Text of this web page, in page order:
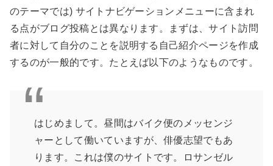
のテーマでは) サイトナビゲーションメニューに含まれ
る点がブログ投稿とは異なります。まずは、サイト訪問
者に対して自分のことを説明する自己紹介ページを作成
するのが一般的です。たとえば以下のようなものです。
はじめまして。昼間はバイク便のメッセンジ
ャーとして働いていますが、俳優志望でもあ
ります。これは僕のサイトです。ロサンゼル